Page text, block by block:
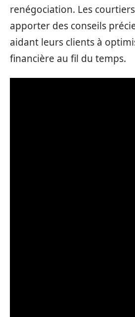
renégociation. Les
apporter des conseils
aidant leurs clients à
financière au fil du temps.